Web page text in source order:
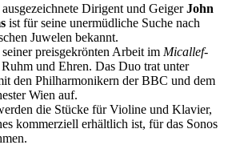
Dirigent und GeigerJohn
ist für seine unermüdliche Suche nach
Juwelen bekannt.
preisgekrönten Arbeit im Micallef-
und Ehren. Das Duo trat unter
den Philharmonikern der BBC und dem
Wien auf.
die Stücke für Violine und Klavier,
kommerziell erhältlich ist, für das Sonos